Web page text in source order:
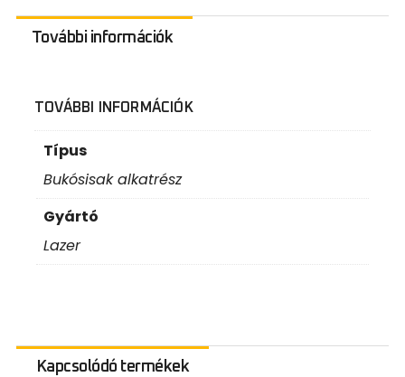
További információk
TOVÁBBI INFORMÁCIÓK
Típus
Bukósisak alkatrész
Gyártó
Lazer
Kapcsolódó termékek